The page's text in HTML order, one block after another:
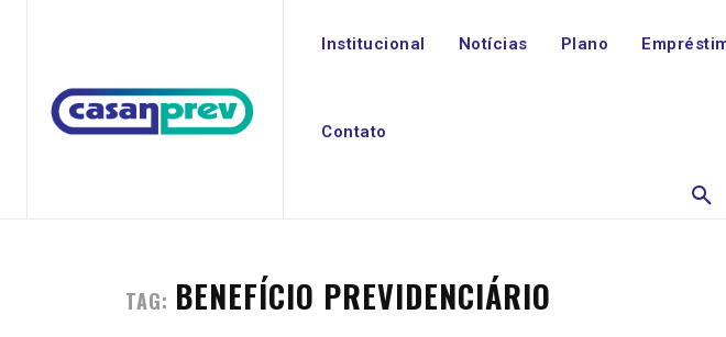
Institucional Notícias Plano
Contato
TAG: BENEFÍCIO PREVIDENCIÁRIO